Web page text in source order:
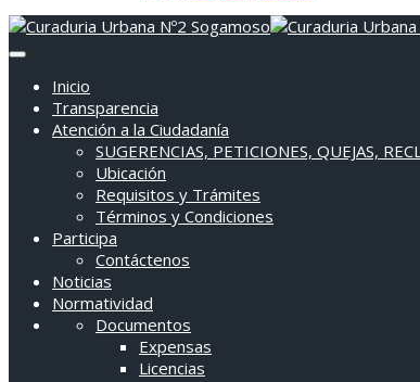
Inicio
Transparencia
Atención a la Ciudadanía
SUGERENCIAS, PETICIONES, QUEJAS,
Ubicación
Requisitos y Trámites
Términos y Condiciones
Participa
Contáctenos
Noticias
Normatividad
Documentos
Expensas
Licencias